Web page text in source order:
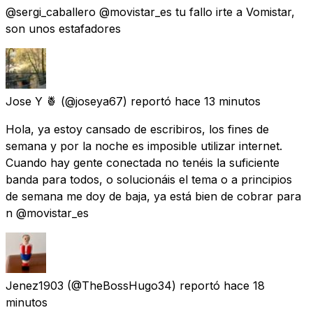
@sergi_caballero @movistar_es tu fallo irte a Vomistar,
son unos estafadores
Jose Y 🍍 (@joseya67) reportó hace 13 minutos
Hola, ya estoy cansado de escribiros, los fines de
semana y por la noche es imposible utilizar internet.
Cuando hay gente conectada no tenéis la suficiente
banda para todos, o solucionáis el tema o a principios
de semana me doy de baja, ya está bien de cobrar para
n @movistar_es
Jenez1903 (@TheBossHugo34) reportó hace 18
minutos